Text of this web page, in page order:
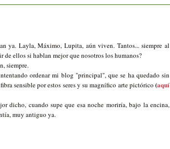
ya. Layla, Máximo, Lupita, aún viven. Tantos... siempre al
de ellos si hablan mejor que nosotros los humanos?
siempre.
ordenar mi blog "principal", que se ha quedado sin
sensible por estos seres y su magnífico arte pictórico (aquí
dicho, cuando supe que esa noche moriría, bajo la encina,
muy antiguo ya.